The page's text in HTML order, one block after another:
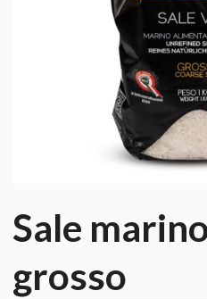
Sale
grosso